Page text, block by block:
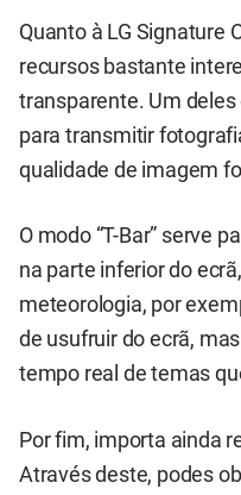
Quanto à LG Signature
recursos bastante
transparente. Um deles
para transmitir
qualidade de imagem
O modo “T-Bar” serve
na parte inferior do
meteorologia, por
de usufruir do ecrã,
tempo real de temas
Por fim, importa ainda
Através deste, podes